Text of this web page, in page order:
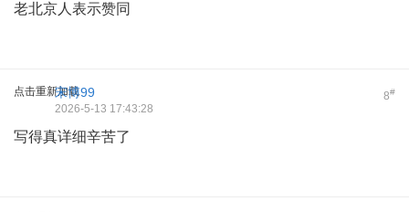
老北京人表示赞同
点击重新加载 8#
宋博99
2026-5-13 17:43:28
写得真详细辛苦了